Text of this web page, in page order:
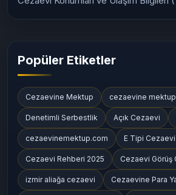
Popüler Etiketler
Cezaevine Mektup cezaevine
Denetimli Serbestlik Açık Cezaevi
cezaevinemektup.com E Tipi Cezaevi
Cezaevi Rehberi 2025 Cezaevi Görüş
izmir aliağa cezaevi Cezaevine Para